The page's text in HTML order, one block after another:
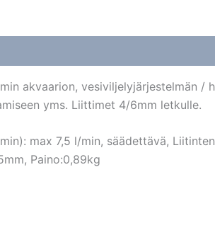
akvaarion, vesiviljelyjärjestelmän /
yms. Liittimet 4/6mm letkulle.
max 7,5 l/min, säädettävä,
Paino:0,89kg